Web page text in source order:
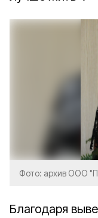
Фото: архив ООО
Благодаря